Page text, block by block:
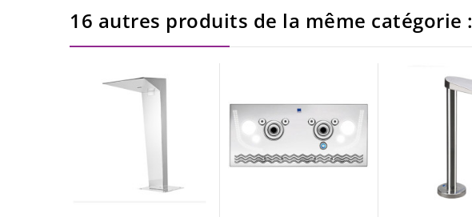
16 autres produits de la même catégorie :